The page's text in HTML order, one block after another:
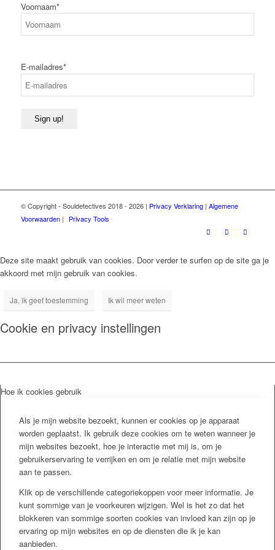
Voornaam*
E-mailadres*
Sign up!
© Copyright - Souldetectives 2018 - 2026 | Privacy Verklaring| Algemene
Voorwaarden| Privacy Tools
Deze site maakt gebruik van cookies. Door verder te surfen op de site ga je
akkoord met mijn gebruik van cookies.
Ja, ik geef toestemming Ik wil meer weten
Cookie en privacy instellingen
Hoe ik cookies gebruik
Als je mijn website bezoekt, kunnen er cookies op je apparaat
worden geplaatst. Ik gebruik deze cookies om te weten wanneer je
mijn websites bezoekt, hoe je interactie met mij is, om je
gebruikerservaring te verrijken en om je relatie met mijn website
aan te passen.
Klik op de verschillende categoriekoppen voor meer informatie. Je
kunt sommige van je voorkeuren wijzigen. Wel is het zo dat het
blokkeren van sommige soorten cookies van invloed kan zijn op je
ervaring op mijn websites en op de diensten die ik je kan
aanbieden.